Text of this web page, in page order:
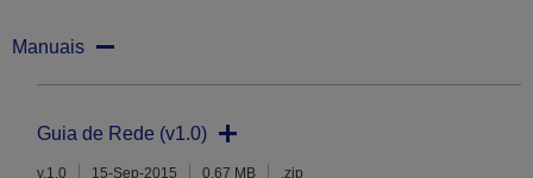
Manuais
Guia de Rede (v1.0)
v.1.0 15-Sep-2015 0.67 MB .zip